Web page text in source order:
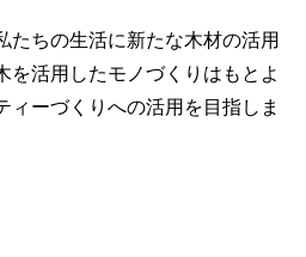
たちの生活に新たな木材の活用
を活用したモノづくりはもとよ
ィーづくりへの活用を目指しま